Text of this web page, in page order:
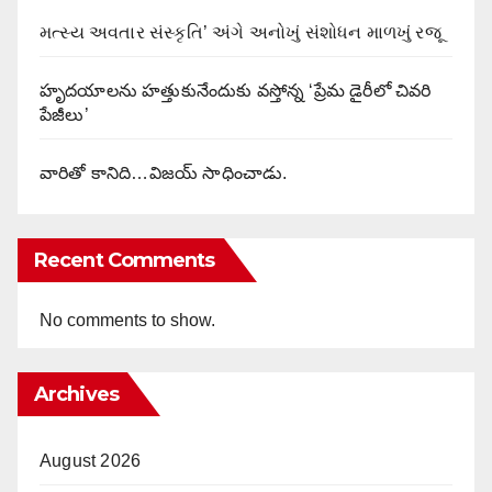
મત્સ્ય અવતાર સંસ્કૃતિ’ અંગે અનોખું સંશોધન માળખું રજૂ
హృదయాలను హత్తుకునేందుకు వస్తోన్న ‘ప్రేమ డైరీలో చివరి
పేజీలు’
వారితో కానిది…విజయ్ సాధించాడు.
Recent Comments
No comments to show.
Archives
August 2026